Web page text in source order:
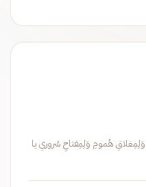
قُل لِذي الوَجهِ الطَرِرِ وَلِذي الرَدفِ الوَثيرِ وَلِمِغلاقِ هُمومِ وَلِمِفتاحِ سُروري يا